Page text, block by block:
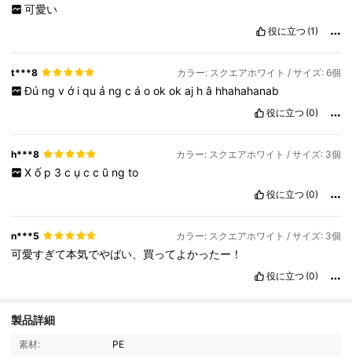
可愛い
役に立つ (1)
t***8 カラー: スクエアホワイト / サイズ: 6個
Đú ng v ớ i qu ả ng c á o ok ok aj h â hhahahanab
役に立つ (0)
h***8 カラー: スクエアホワイト / サイズ: 3個
X ố p 3 c ụ c c ũ ng to
役に立つ (0)
n***5 カラー: スクエアホワイト / サイズ: 3個
可愛すぎて本気でやばい、買ってよかったー！
役に立つ (0)
製品詳細
素材: PE